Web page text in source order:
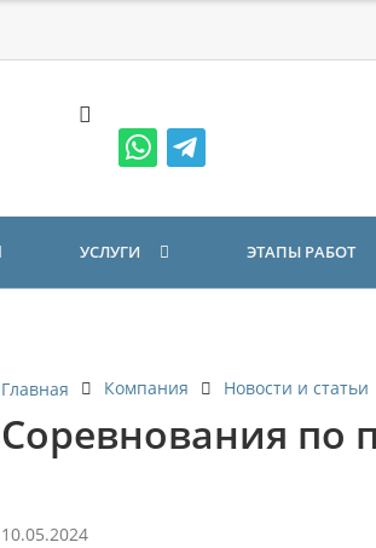
УСЛУГИ ЭТАПЫ РАБОТ
Главная Компания Новости и статьи
Соревнования по
10.05.2024